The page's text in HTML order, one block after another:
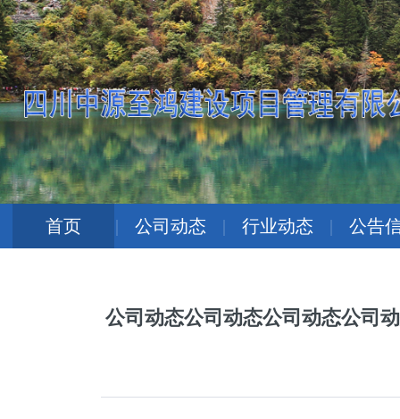
首页 | 公司动态 | 行业动态 | 公告
公司动态公司动态公司动态公司